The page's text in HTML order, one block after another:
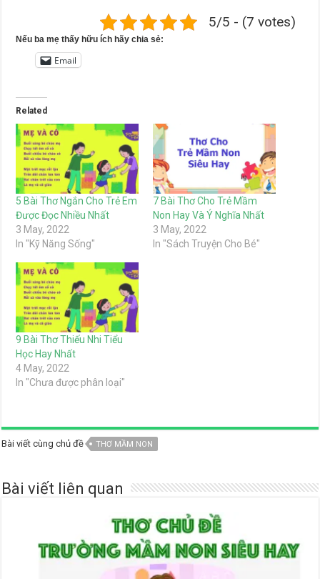
5/5 - (7 votes)
Nếu ba mẹ thấy hữu ích hãy chia sẻ:
Email
Related
5 Bài Thơ Ngắn Cho Trẻ Em
Được Đọc Nhiều Nhất
3 May, 2022
In "Kỹ Năng Sống"
7 Bài Thơ Cho Trẻ Mầm
Non Hay Và Ý Nghĩa Nhất
3 May, 2022
In "Sách Truyện Cho Bé"
9 Bài Thơ Thiếu Nhi Tiểu
Học Hay Nhất
4 May, 2022
In "Chưa được phân loại"
Bài viết cùng chủ đề THƠ MẦM NON
Bài viết liên quan